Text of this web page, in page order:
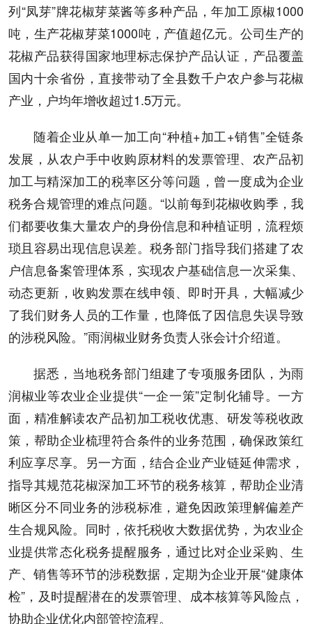
列“凤芽”牌花椒芽菜酱等多种产品，年加工原椒1000
吨，生产花椒芽菜1000吨，产值超亿元。公司生产的
花椒产品获得国家地理标志保护产品认证，产品覆盖
国内十余省份，直接带动了全县数千户农户参与花椒
产业，户均年增收超过1.5万元。
随着企业从单一加工向“种植+加工+销售”全链条
发展，从农户手中收购原材料的发票管理、农产品初
加工与精深加工的税率区分等问题，曾一度成为企业
税务合规管理的难点问题。“以前每到花椒收购季，我
们都要收集大量农户的身份信息和种植证明，流程烦
琐且容易出现信息误差。税务部门指导我们搭建了农
户信息备案管理体系，实现农户基础信息一次采集、
动态更新，收购发票在线申领、即时开具，大幅减少
了我们财务人员的工作量，也降低了因信息失误导致
的涉税风险。”雨润椒业财务负责人张会计介绍道。
据悉，当地税务部门组建了专项服务团队，为雨
润椒业等农业企业提供“一企一策”定制化辅导。一方
面，精准解读农产品初加工税收优惠、研发等税收政
策，帮助企业梳理符合条件的业务范围，确保政策红
利应享尽享。另一方面，结合企业产业链延伸需求，
指导其规范花椒深加工环节的税务核算，帮助企业清
晰区分不同业务的涉税标准，避免因政策理解偏差产
生合规风险。同时，依托税收大数据优势，为农业企
业提供常态化税务提醒服务，通过比对企业采购、生
产、销售等环节的涉税数据，定期为企业开展“健康体
检”，及时提醒潜在的发票管理、成本核算等风险点，
协助企业优化内部管控流程。